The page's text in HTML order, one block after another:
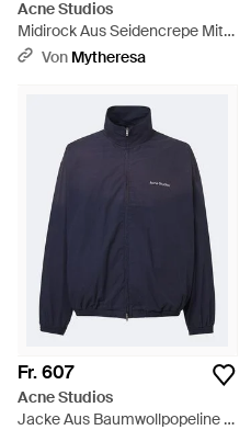
Acne Studios
Midirock Aus Seidencrepe Mit
Spitze - Weiß
Von Mytheresa
Fr. 607
Acne Studios
Jacke Aus Baumwollpopeline -